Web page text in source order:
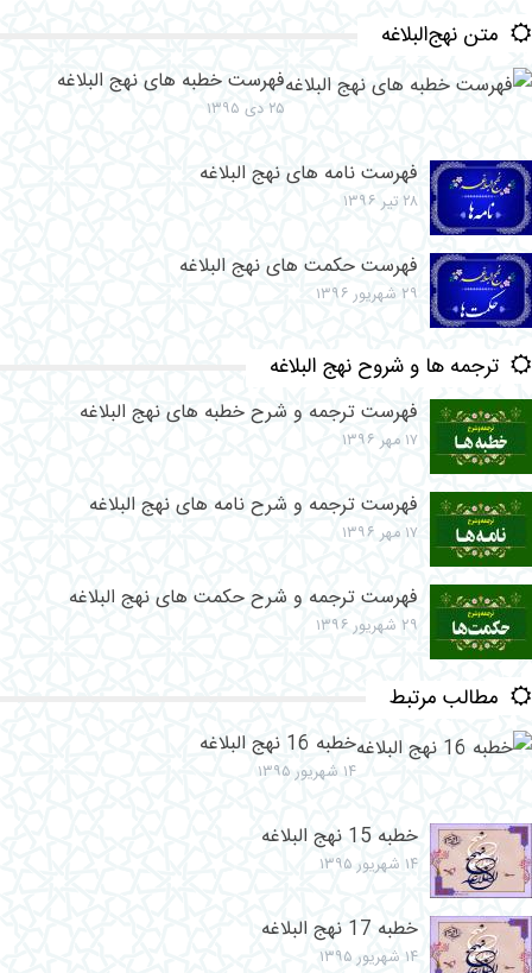
متن نهج‌البلاغه
فهرست خطبه های نهج البلاغه
۲۵ دی ۱۳۹۵
فهرست نامه های نهج البلاغه
۲۸ تیر ۱۳۹۶
فهرست حکمت های نهج البلاغه
۲۹ شهریور ۱۳۹۶
ترجمه ها و شروح نهج البلاغه
فهرست ترجمه و شرح خطبه های نهج البلاغه
۱۷ مهر ۱۳۹۶
فهرست ترجمه و شرح نامه های نهج البلاغه
۱۷ مهر ۱۳۹۶
فهرست ترجمه و شرح حکمت های نهج البلاغه
۲۹ شهریور ۱۳۹۶
مطالب مرتبط
خطبه 16 نهج البلاغه
۱۴ شهریور ۱۳۹۵
خطبه 15 نهج البلاغه
۱۴ شهریور ۱۳۹۵
خطبه 17 نهج البلاغه
۱۴ شهریور ۱۳۹۵